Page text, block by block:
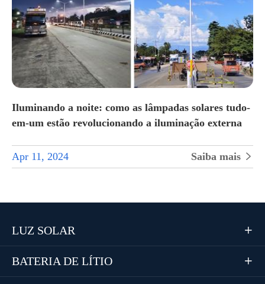
Iluminando a noite: como as lâmpadas solares tudo-
em-um estão revolucionando a iluminação externa
Apr 11, 2024 Saiba mais 
LUZ SOLAR 
BATERIA DE LÍTIO 